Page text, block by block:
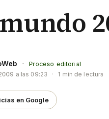
·
Proceso editorial
a las 09:23 · 1 min de lectura
en Google